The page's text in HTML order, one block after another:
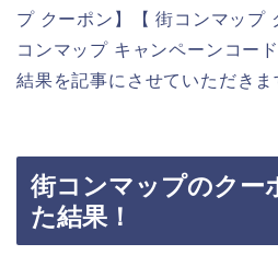
プ クーポン】【 街コンマップ
コンマップ キャンペーンコー
結果を記事にさせていただきま
街コンマップのクー
た結果！